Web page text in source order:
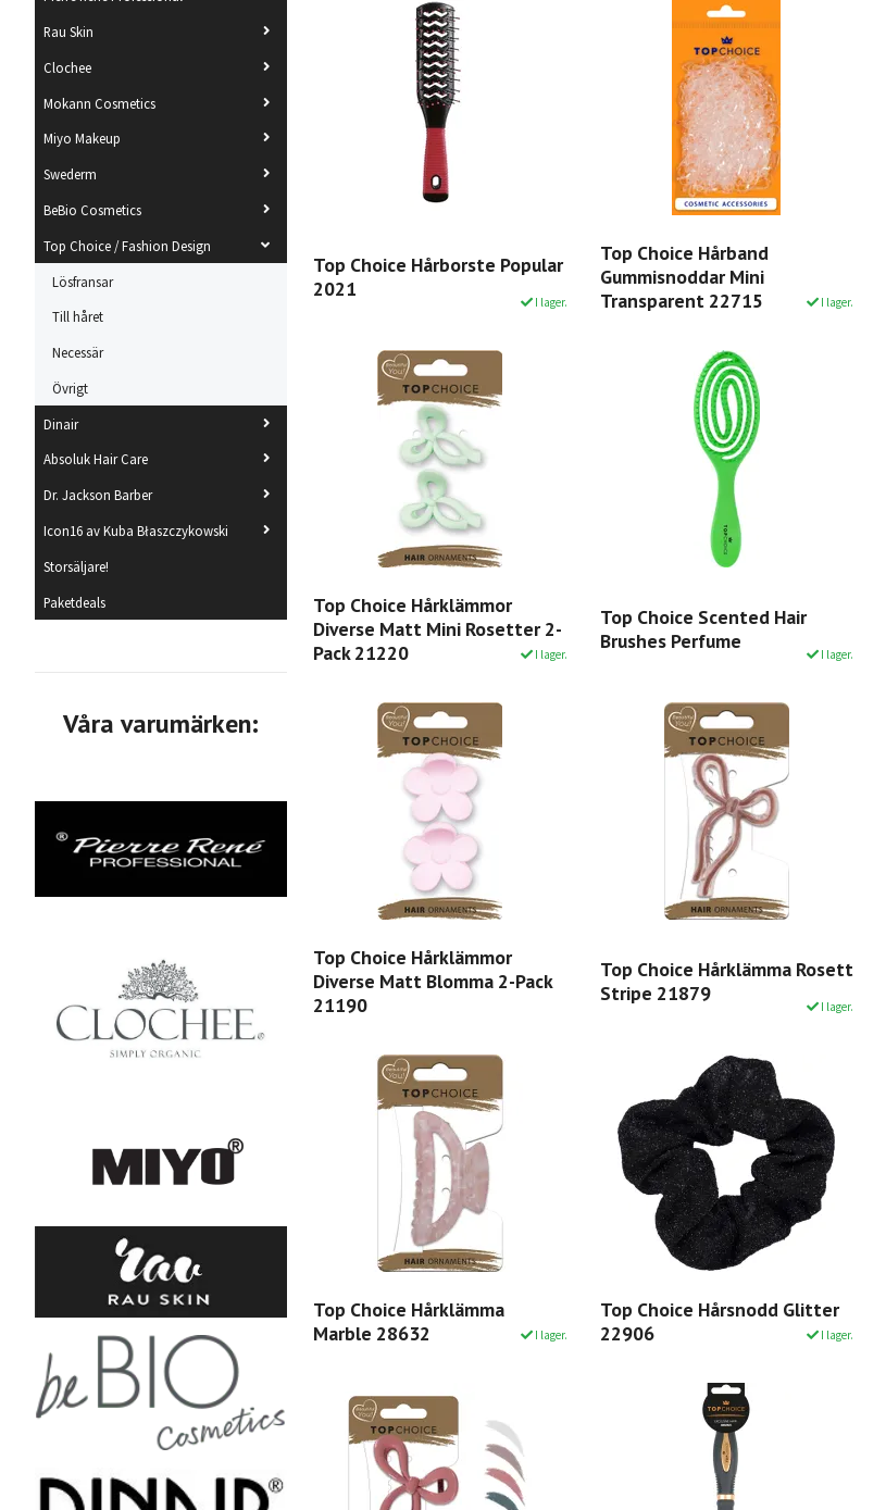
Rau Skin
Clochee
Mokann Cosmetics
Miyo Makeup
Swederm
BeBio Cosmetics
Top Choice / Fashion Design
Lösfransar
Till håret
Necessär
Övrigt
Dinair
Absoluk Hair Care
Dr. Jackson Barber
Icon16 av Kuba Błaszczykowski
Storsäljare!
Paketdeals
Våra varumärken:
Top Choice Hårborste Popular
2021
I lager.
Top Choice Hårband
Gummisnoddar Mini
Transparent 22715
I lager.
Top Choice Hårklämmor
Diverse Matt Mini Rosetter 2-
Pack 21220
I lager.
Top Choice Scented Hair
Brushes Perfume
I lager.
Top Choice Hårklämmor
Diverse Matt Blomma 2-Pack
21190
Top Choice Hårklämma Rosett
Stripe 21879
I lager.
Top Choice Hårklämma
Marble 28632
I lager.
Top Choice Hårsnodd Glitter
22906
I lager.